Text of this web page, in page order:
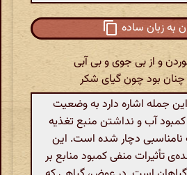
به زبان ساده
و از بی جوی و بی آبی
چنان بود چون گیای شکر
جمله اشاره دارد به وضعیت
آب و نداشتن منبع تغذیه
دچار شده است. این
تأثیرات منفی کمبود منابع بر